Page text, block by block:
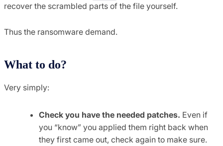
recover the scrambled parts of the file yourself.
Thus the ransomware demand.
What to do?
Very simply:
Check you have the needed patches. Even if
you “know” you applied them right back when
they first came out, check again to make sure.